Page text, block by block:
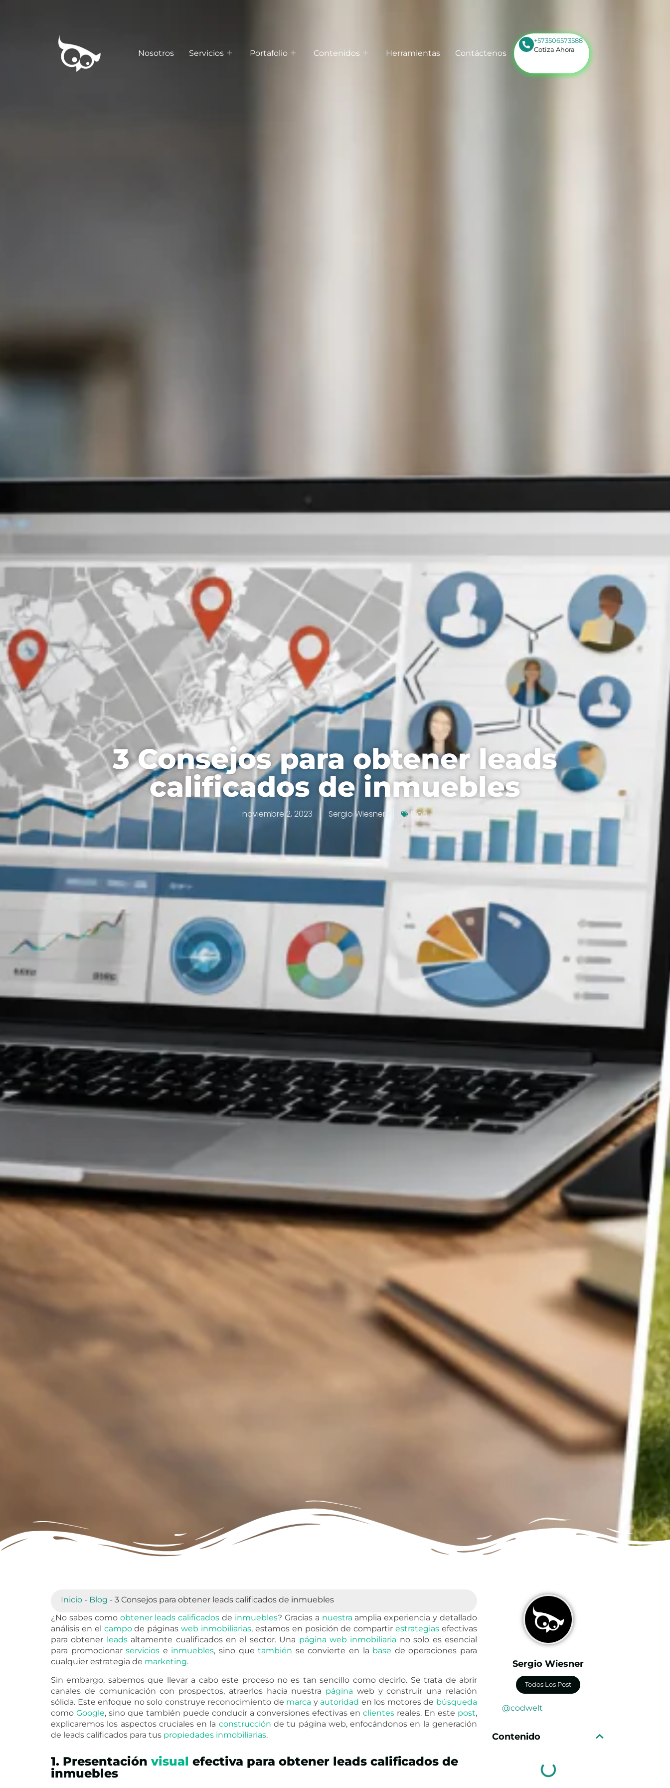
Nosotros Servicios Portafolio Contenidos Herramientas Contáctenos
+573506573588
Cotiza Ahora
3 Consejos para obtener leads
calificados de inmuebles
noviembre 2, 2023 Sergio Wiesner Blog
Inicio - Blog - 3 Consejos para obtener leads calificados de inmuebles
¿No sabes como obtener leads calificados de inmuebles? Gracias a nuestra amplia experiencia y detallado
análisis en el campode páginasweb inmobiliarias, estamos en posición de compartirestrategias efectivas
para obtener leadsaltamente cualificados en el sector. Una página web inmobiliaria no solo es esencial
para promocionarservicios e inmuebles, sino quetambién se convierte en la base de operaciones para
cualquier estrategia de marketing.
Sin embargo, sabemos que llevar a cabo este proceso no es tan sencillo como decirlo. Se trata de abrir
canales de comunicación con prospectos, atraerlos hacia nuestra página web y construir una relación
sólida. Este enfoque no solo construye reconocimiento de marca y autoridad en los motores de búsqueda
como Google, sino que también puede conducir a conversiones efectivas en clientes reales. En este post,
explicaremos los aspectos cruciales en la construcción de tu página web, enfocándonos en la generación
de leads calificados para tus propiedades inmobiliarias.
1. Presentación visual efectiva para obtener leads calificados de
inmuebles
Sergio Wiesner
Todos Los Post
@codwelt
Contenido